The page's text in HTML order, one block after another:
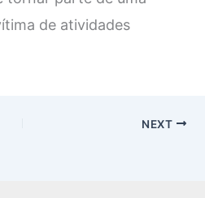
de atividades
NEXT